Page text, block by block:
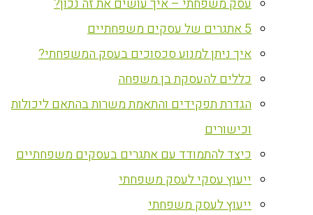
עסק משפחתי – איך עושים את זה נכון?
5 אתגרים של עסקים משפחתיים
איך ניתן למנוע סכסוכים בעסק המשפחתי?
כללים להעסקת בן משפחה
הגדרת תפקידים והתאמת משרות בהתאם ליכולות
וכישורים
כיצד להתמודד עם אתגרים בעסקים משפחתיים
ייעוץ עסקי לעסק משפחתי
ייעוץ לעסק משפחתי